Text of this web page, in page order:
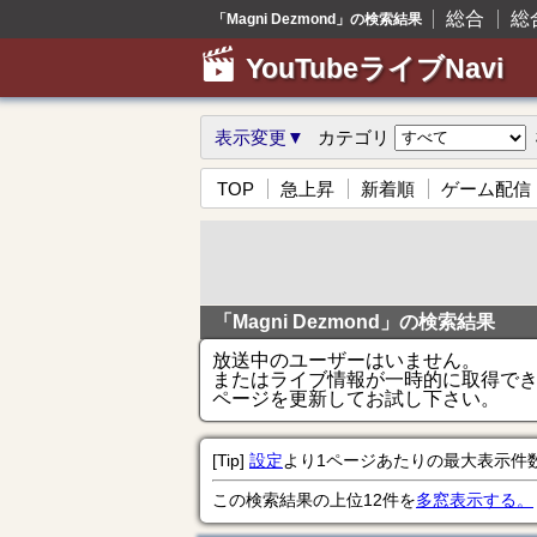
「Magni Dezmond」の検索結果 総合 総
YouTubeライブNavi
表示変更▼ カテゴリ
TOP 急上昇 新着順 ゲーム配信
「Magni Dezmond」の検索結果
放送中のユーザーはいません。
またはライブ情報が一時的に取得で
ページを更新してお試し下さい。
[Tip] 設定より1ページあたりの最大表示件
この検索結果の上位12件を多窓表示する。